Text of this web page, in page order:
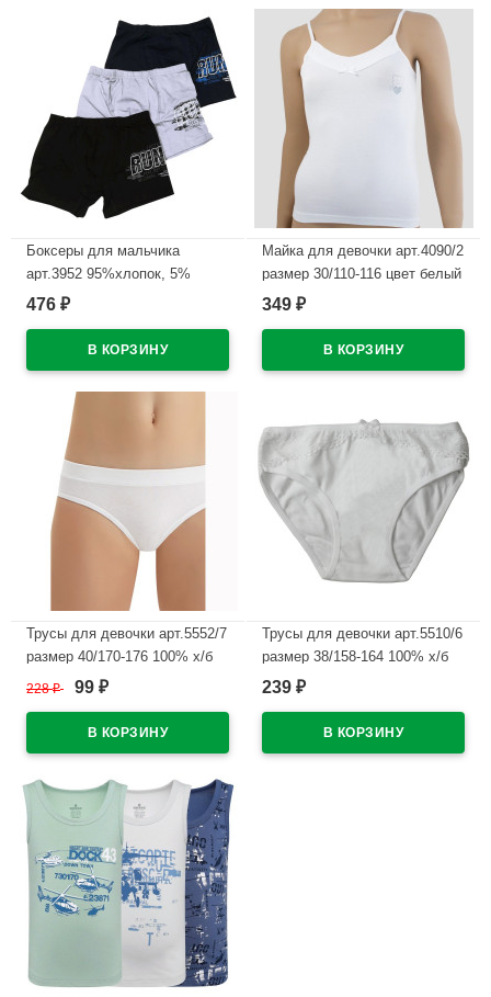
Боксеры для мальчика
арт.3952 95%хлопок, 5%
эластан цвет ассорти
476 ₽
Майка для девочки арт.4090/2
размер 30/110-116 цвет белый
100% х/б
349 ₽
Трусы для девочки арт.5552/7
размер 40/170-176 100% х/б
цвет белый
228₽ 99 ₽
Трусы для девочки арт.5510/6
размер 38/158-164 100% х/б
цвет белый
239 ₽